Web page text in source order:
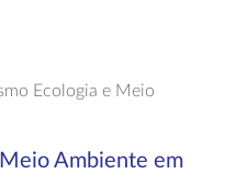
Ecologia e Meio
Ambiente em